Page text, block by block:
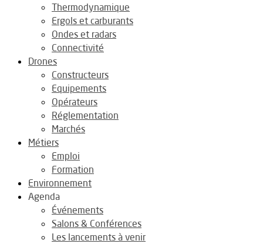
Thermodynamique
Ergols et carburants
Ondes et radars
Connectivité
Drones
Constructeurs
Equipements
Opérateurs
Réglementation
Marchés
Métiers
Emploi
Formation
Environnement
Agenda
Événements
Salons & Conférences
Les lancements à venir